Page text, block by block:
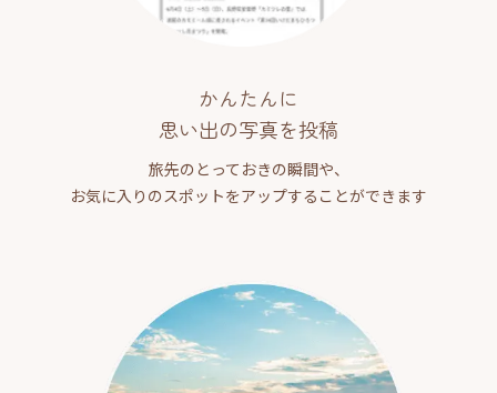
かんたんに
思い出の写真を投稿
旅先のとっておきの瞬間や、
お気に入りのスポットをアップすることができます